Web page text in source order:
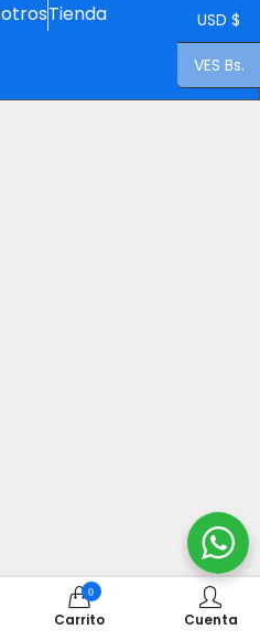
Tienda
0
Carrito Cuenta
USD $
VES Bs.